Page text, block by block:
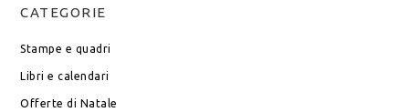
CATEGORIE
Stampe e quadri
Libri e calendari
Offerte di Natale